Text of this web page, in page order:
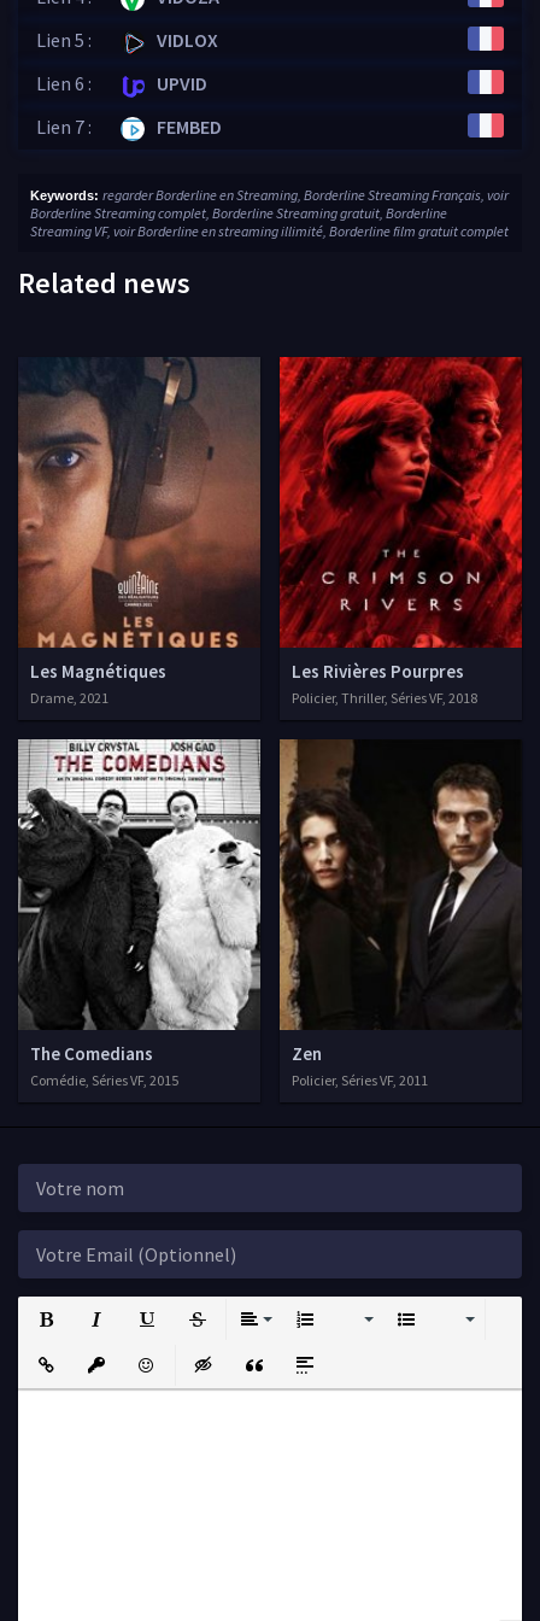
Lien 5 :
VIDLOX
Lien 6 :
UPVID
Lien 7 :
FEMBED
Keywords: regarder Borderline en Streaming, Borderline Streaming Français, voir
Borderline Streaming complet, Borderline Streaming gratuit, Borderline
Streaming VF, voir Borderline en streaming illimité, Borderline film gratuit complet
Related news
Les Magnétiques
Drame, 2021
Les Rivières Pourpres
Policier, Thriller, Séries VF, 2018
The Comedians
Comédie, Séries VF, 2015
Zen
Policier, Séries VF, 2011
Strikethrough
Insert LinkInsert protected link
EmoticonsInsert hidden text
Insert QuoteInsert spoiler